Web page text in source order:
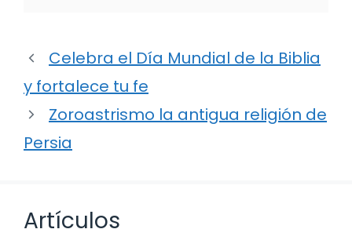
Celebra el Día Mundial de la Biblia
y fortalece tu fe
Zoroastrismo la antigua religión de
Persia
Artículos